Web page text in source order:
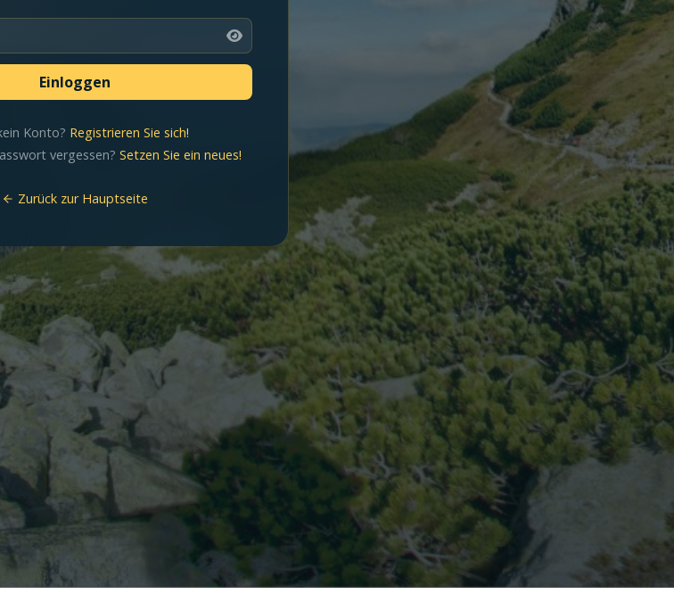
Konto? Registrieren Sie sich!
vergessen? Setzen Sie ein neues!
Zurück zur Hauptseite